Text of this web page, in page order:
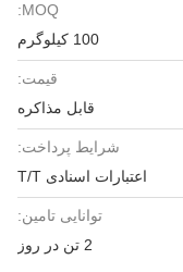
MOQ:
100 کیلوگرم
قیمت:
قابل مذاکره
شرایط پرداخت:
اعتبارات اسنادی T/T
توانایی تامین: